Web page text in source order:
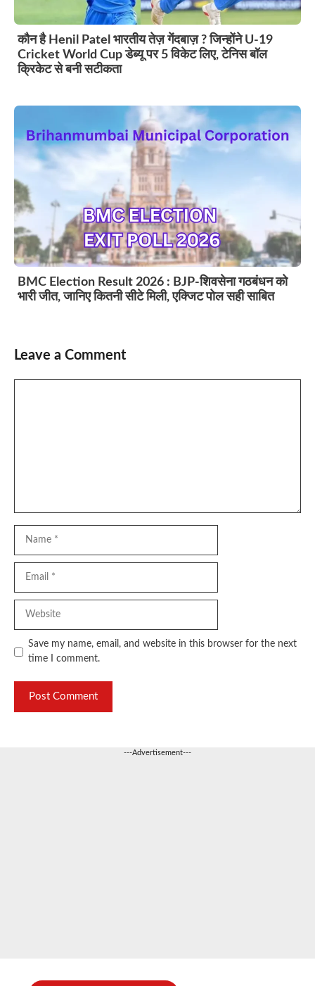
कौन है Henil Patel भारतीय तेज़ गेंदबाज़ ? जिन्होंने U-19
Cricket World Cup डेब्यू पर 5 विकेट लिए, टेनिस बॉल
क्रिकेट से बनी सटीकता
BMC Election Result 2026 : BJP-शिवसेना गठबंधन को
भारी जीत, जानिए कितनी सीटे मिली, एक्जिट पोल सही साबित
Leave a Comment
Save my name, email, and website in this browser for the next
time I comment.
---Advertisement---